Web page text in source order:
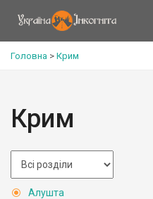
Головна > Крим
Крим
Алушта